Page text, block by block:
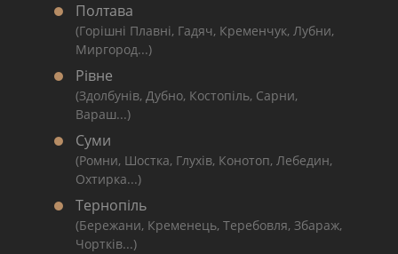
Полтава
(Горішні Плавні, Гадяч, Кременчук, Лубни,
Миргород...)
Рівне
(Здолбунів, Дубно, Костопіль, Сарни,
Вараш...)
Суми
(Ромни, Шостка, Глухів, Конотоп, Лебедин,
Охтирка...)
Тернопіль
(Бережани, Кременець, Теребовля, Збараж,
Чортків...)